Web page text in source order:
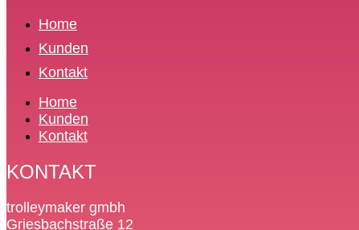
Home
Kunden
Kontakt
Home
Kunden
Kontakt
KONTAKT
trolleymaker gmbh
Griesbachstraße 12